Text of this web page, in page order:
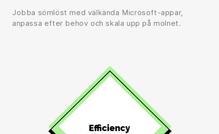
Jobba sömlöst med välkända Microsoft-appar,
anpassa efter behov och skala upp på molnet.